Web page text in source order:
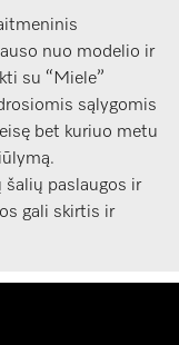
nuo modelio ir
su “Miele”
sąlygomis
bet kuriuo metu
paslaugos ir
gali skirtis ir